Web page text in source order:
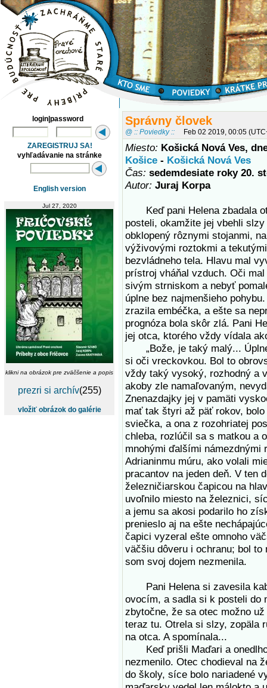
login|password
ZAREGISTRUJ SA!
vyhľadávanie na stránke
English version
Jul 27, 2020
klikni na obrázok pre zväčšenie a popis
prezri si archív(255)
vložiť obrázok do galérie
Správny človek
@ :: Poviedky :: Feb 02 2019, 00:05
Miesto: Košická Nová Ves,
Košice - Košická Nová Ves
Čas: sedemdesiate roky 20.
Autor: Juraj Korpa
Keď pani Helena zbadala
posteli, okamžite jej vbehli
obklopený rôznymi stojanmi,
výživovými roztokmi a
bezvládneho tela. Hlavu mal
prístroj vháňal vzduch. Oči
sivým strniskom a nebyť
úplne bez najmenšieho
zrazila embéčka, a ešte sa
prognóza bola skôr zlá. Pani
jej otca, ktorého vždy vídala
„Bože, je taký malý... Úplne
si oči vreckovkou. Bol to
vždy taký vysoký, rozhodný a
akoby zle namaľovaným,
Znenazdajky jej v pamäti
mať tak štyri až päť rokov,
sviečka, a ona z rozohriatej
chleba, rozlúčil sa s matkou a
mnohými ďalšími námezdnými
Adrianinmu múru, ako volali
pracantov na jeden deň. V ten
železničiarskou čapicou na
uvoľnilo miesto na železnici,
a jemu sa akosi podarilo ho
prenieslo aj na ešte
čapici vyzeral ešte omnoho
väčšiu dôveru i ochranu; bol
som svoj dojem nezmenila.
Pani Helena si zavesila
ovocím, a sadla si k posteli do
zbytočne, že sa otec možno
teraz tu. Otrela si slzy, zopäla
na otca. A spomínala...
Keď prišli Maďari a onedlho
nezmenilo. Otec chodieval na
do školy, síce bolo nariadené